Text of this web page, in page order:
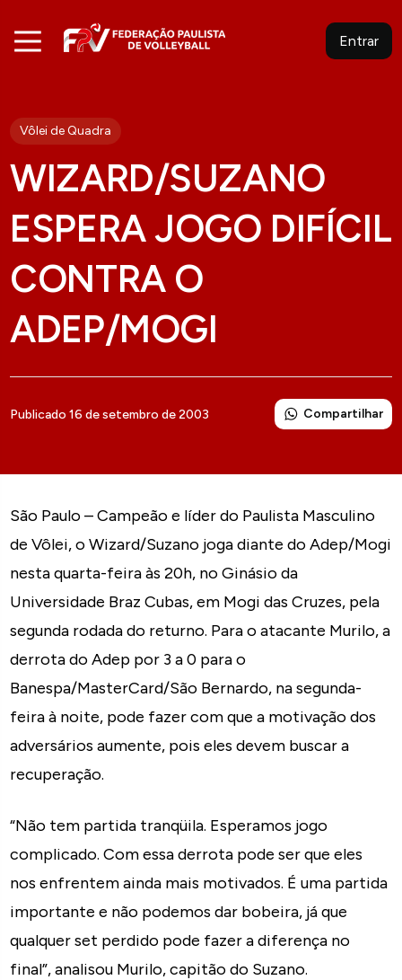
Entrar
Vôlei de Quadra
WIZARD/SUZANO
ESPERA JOGO DIFÍCIL
CONTRA O
ADEP/MOGI
Publicado 16 de setembro de 2003 Compartilhar
São Paulo – Campeão e líder do Paulista Masculino
de Vôlei, o Wizard/Suzano joga diante do Adep/Mogi
nesta quarta-feira às 20h, no Ginásio da
Universidade Braz Cubas, em Mogi das Cruzes, pela
segunda rodada do returno. Para o atacante Murilo, a
derrota do Adep por 3 a 0 para o
Banespa/MasterCard/São Bernardo, na segunda-
feira à noite, pode fazer com que a motivação dos
adversários aumente, pois eles devem buscar a
recuperação.
“Não tem partida tranqüila. Esperamos jogo
complicado. Com essa derrota pode ser que eles
nos enfrentem ainda mais motivados. É uma partida
importante e não podemos dar bobeira, já que
qualquer set perdido pode fazer a diferença no
final”, analisou Murilo, capitão do Suzano.